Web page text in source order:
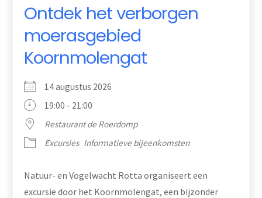
Ontdek het verborgen
moerasgebied
Koornmolengat
14 augustus 2026
19:00 - 21:00
Restaurant de Roerdomp
Excursies Informatieve bijeenkomsten
Natuur- en Vogelwacht Rotta organiseert een
excursie door het Koornmolengat, een bijzonder